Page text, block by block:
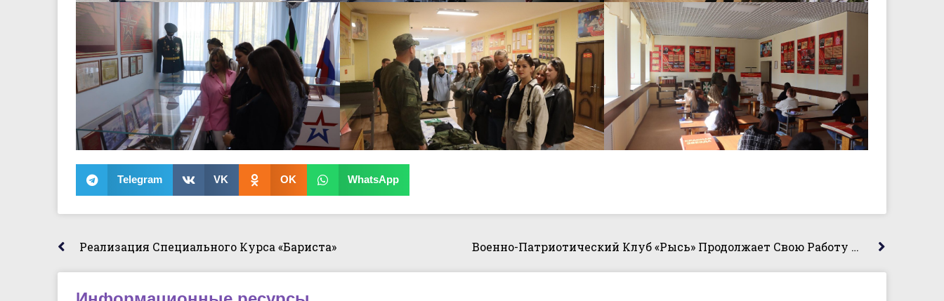
Telegram VK OK WhatsApp
Реализация Специального Курса «Бариста» Военно-Патриотический Клуб «Рысь» Продолжает Свою Работу На Площадке Академического Колледжа